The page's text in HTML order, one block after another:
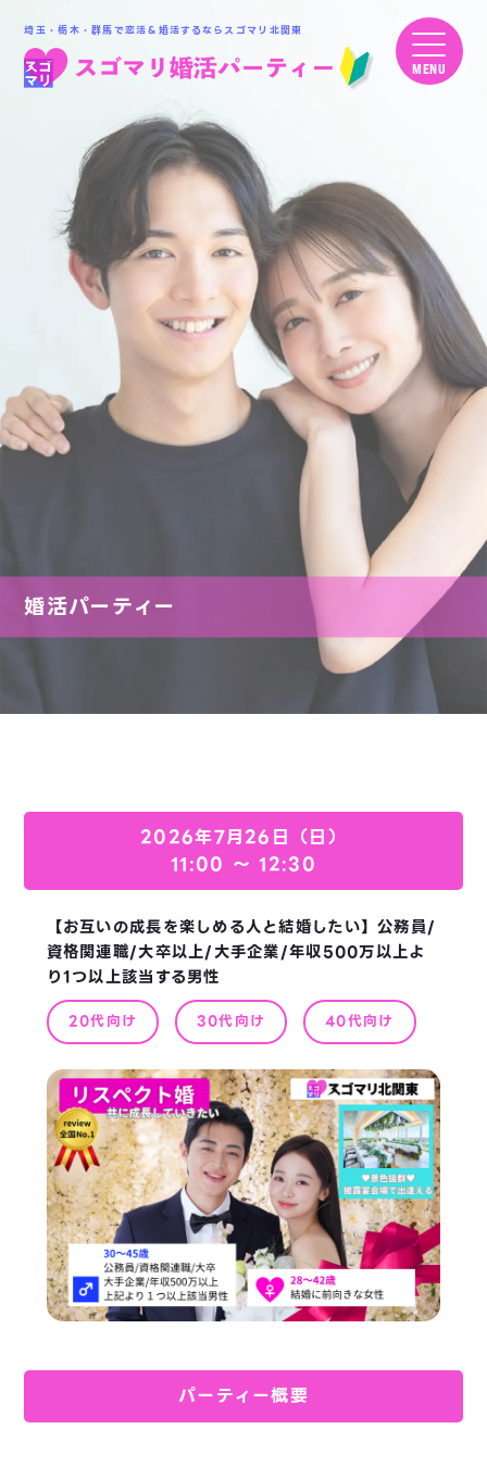
埼玉・栃木・群馬で恋活＆婚活するならスゴマリ北関東
MENU
婚活パーティー
2026年7月26日（日）
11:00 〜 12:30
【お互いの成長を楽しめる人と結婚したい】公務員/
資格関連職/大卒以上/大手企業/年収500万以上よ
り1つ以上該当する男性
20代向け 30代向け 40代向け
パーティー概要